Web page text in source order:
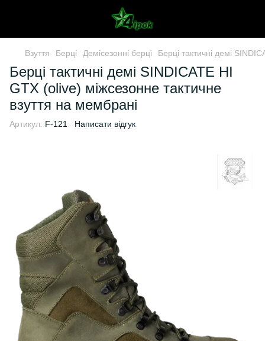
Взуття Берці Демісезонні берці Берці тактичні демі
Берці тактичні демі SINDICATE HI
GTX (olive) міжсезонне тактичне
взуття на мембрані
Артикул: F-121 Написати відгук